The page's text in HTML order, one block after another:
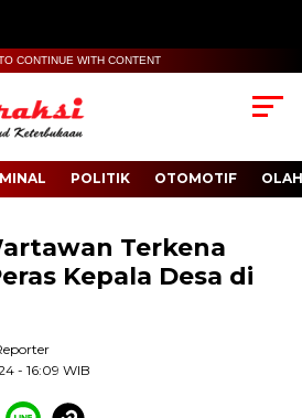
CONTINUE WITH CONTENT
POLITIK OTOMOTIF
Terkena
Kepala Desa di
- 16:09 WIB